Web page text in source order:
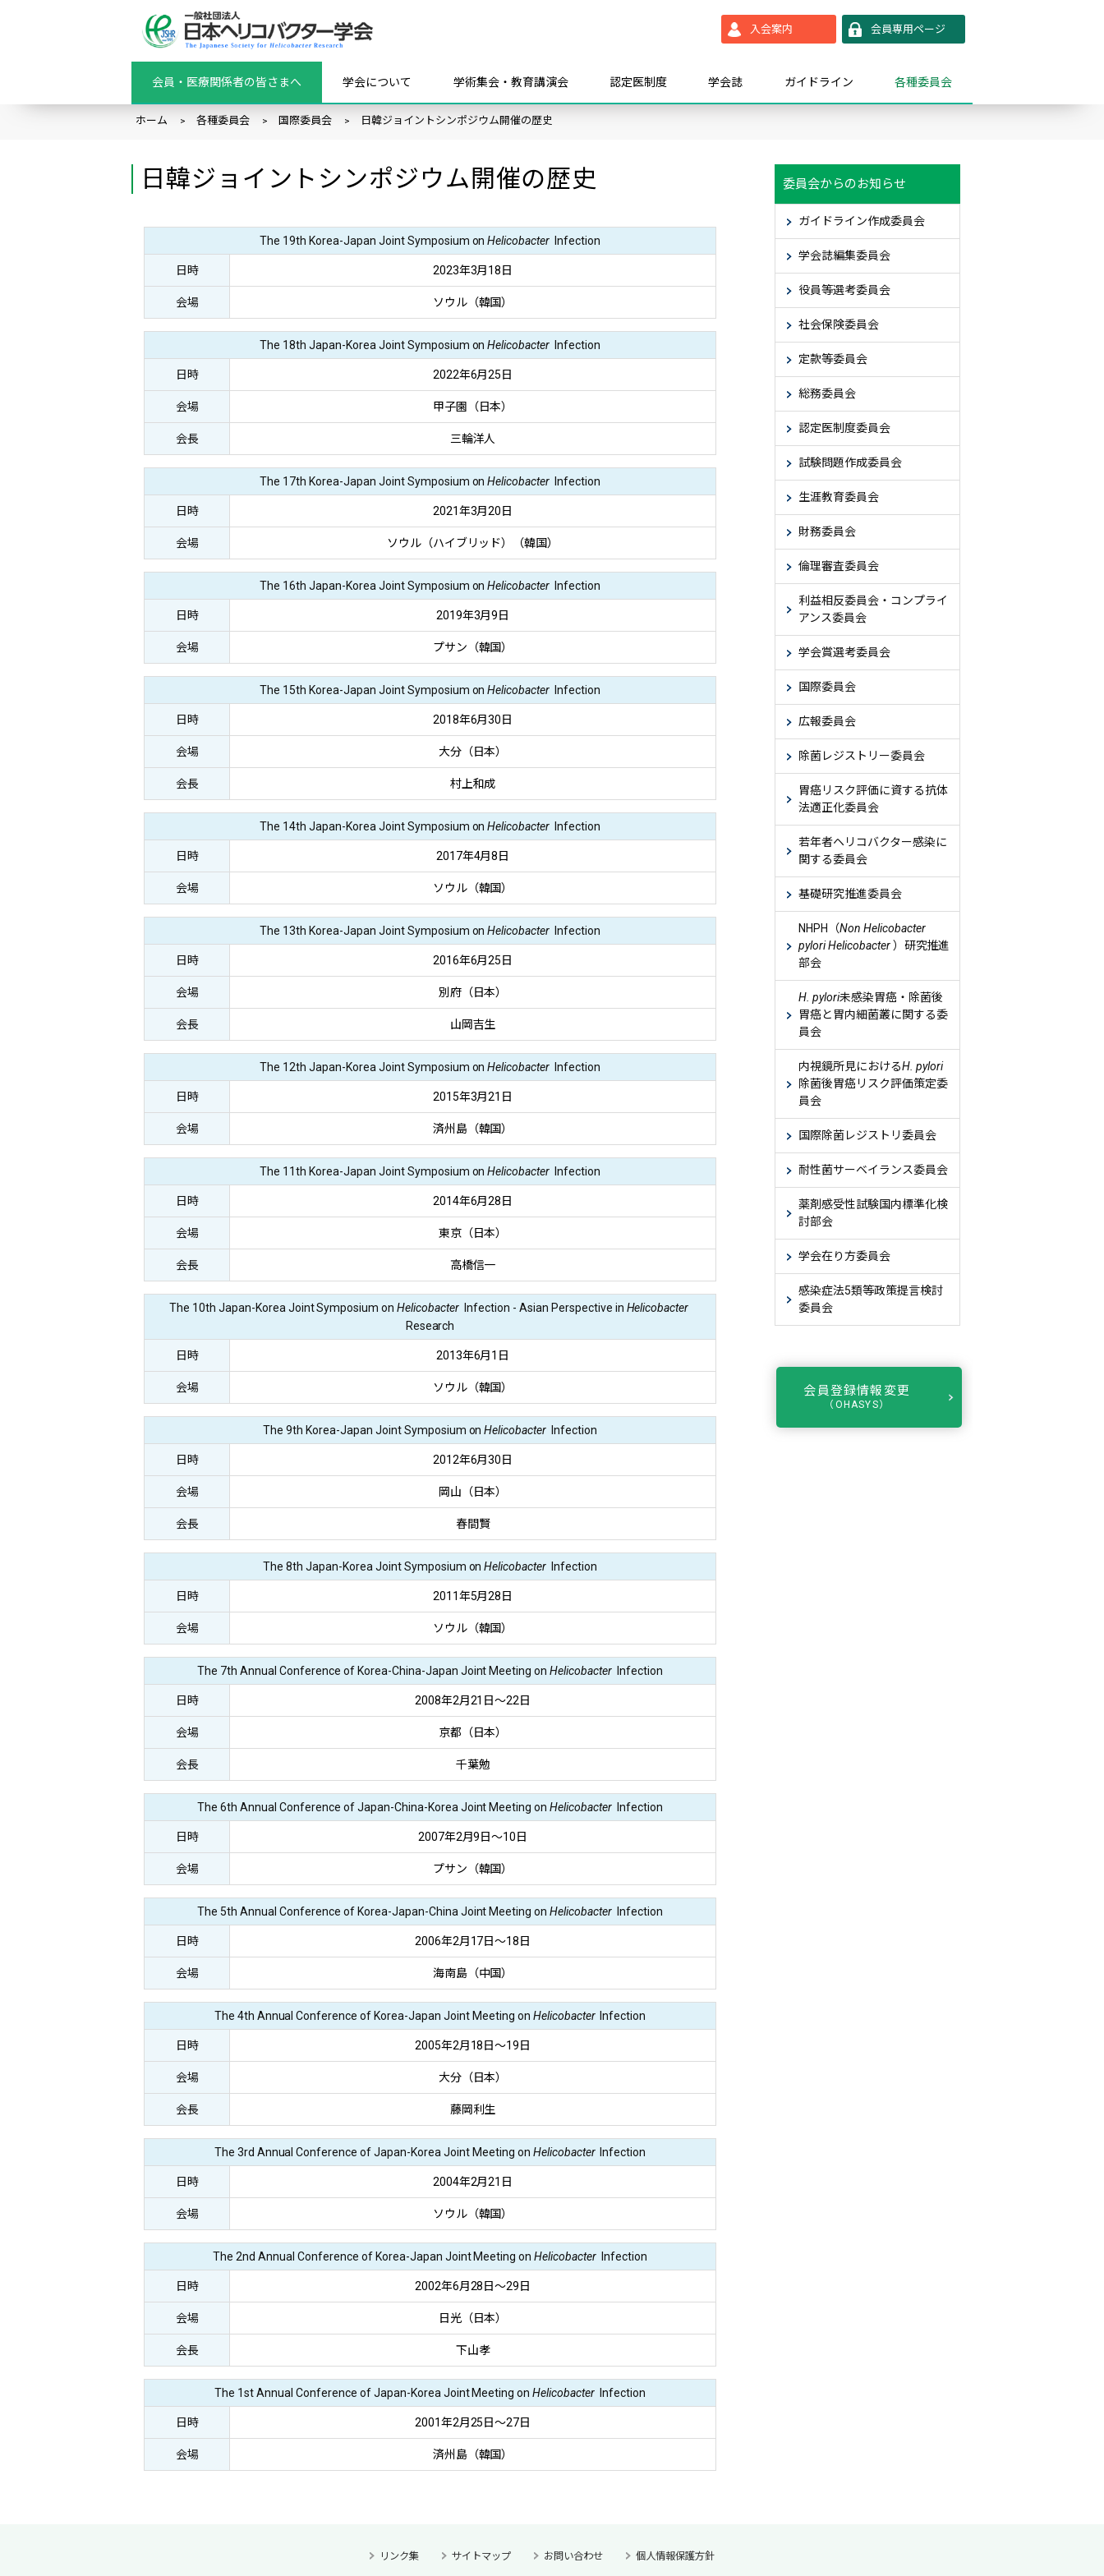
入会案内 会員専用ページ
会員・医療関係者の皆さまへ 学会について 学術集会・教育講演会 認定医制度 学会誌 ガイドライン 各種委員会
ホーム 各種委員会 国際委員会 日韓ジョイントシンポジウム開催の歴史
日韓ジョイントシンポジウム開催の歴史
The 19th Korea-Japan Joint Symposium onHelicobacter Infection
日時 2023年3月18日
会場 ソウル（韓国）
The 18th Japan-Korea Joint Symposium onHelicobacter Infection
日時 2022年6月25日
会場 甲子園（日本）
会長 三輪洋人
The 17th Korea-Japan Joint Symposium onHelicobacter Infection
日時 2021年3月20日
会場 ソウル（ハイブリッド）（韓国）
The 16th Japan-Korea Joint Symposium onHelicobacter Infection
日時 2019年3月9日
会場 プサン（韓国）
The 15th Korea-Japan Joint Symposium onHelicobacter Infection
日時 2018年6月30日
会場 大分（日本）
会長 村上和成
The 14th Japan-Korea Joint Symposium onHelicobacter Infection
日時 2017年4月8日
会場 ソウル（韓国）
The 13th Korea-Japan Joint Symposium onHelicobacter Infection
日時 2016年6月25日
会場 別府（日本）
会長 山岡吉生
The 12th Japan-Korea Joint Symposium onHelicobacter Infection
日時 2015年3月21日
会場 済州島（韓国）
The 11th Korea-Japan Joint Symposium onHelicobacter Infection
日時 2014年6月28日
会場 東京（日本）
会長 高橋信一
The 10th Japan-Korea Joint Symposium onHelicobacter Infection - Asian Perspective in Helicobacter
Research
日時 2013年6月1日
会場 ソウル（韓国）
The 9th Korea-Japan Joint Symposium onHelicobacter Infection
日時 2012年6月30日
会場 岡山（日本）
会長 春間賢
The 8th Japan-Korea Joint Symposium onHelicobacter Infection
日時 2011年5月28日
会場 ソウル（韓国）
The 7th Annual Conference of Korea-China-Japan Joint Meeting onHelicobacter Infection
日時 2008年2月21日～22日
会場 京都（日本）
会長 千葉勉
The 6th Annual Conference of Japan-China-Korea Joint Meeting onHelicobacter Infection
日時 2007年2月9日～10日
会場 プサン（韓国）
The 5th Annual Conference of Korea-Japan-China Joint Meeting onHelicobacter Infection
日時 2006年2月17日～18日
会場 海南島（中国）
The 4th Annual Conference of Korea-Japan Joint Meeting on Helicobacter Infection
日時 2005年2月18日～19日
会場 大分（日本）
会長 藤岡利生
The 3rd Annual Conference of Japan-Korea Joint Meeting on Helicobacter Infection
日時 2004年2月21日
会場 ソウル（韓国）
The 2nd Annual Conference of Korea-Japan Joint Meeting onHelicobacter Infection
日時 2002年6月28日～29日
会場 日光（日本）
会長 下山孝
The 1st Annual Conference of Japan-Korea Joint Meeting onHelicobacter Infection
日時 2001年2月25日～27日
会場 済州島（韓国）
委員会からのお知らせ
ガイドライン作成委員会
学会誌編集委員会
役員等選考委員会
社会保険委員会
定款等委員会
総務委員会
認定医制度委員会
試験問題作成委員会
生涯教育委員会
財務委員会
倫理審査委員会
利益相反委員会・コンプライ
アンス委員会
学会賞選考委員会
国際委員会
広報委員会
除菌レジストリー委員会
胃癌リスク評価に資する抗体
法適正化委員会
若年者ヘリコバクター感染に
関する委員会
基礎研究推進委員会
NHPH（Non Helicobacter
pylori Helicobacter ）研究推進
部会
H. pylori未感染胃癌・除菌後
胃癌と胃内細菌叢に関する委
員会
内視鏡所見におけるH. pylori
除菌後胃癌リスク評価策定委
員会
国際除菌レジストリ委員会
耐性菌サーベイランス委員会
薬剤感受性試験国内標準化検
討部会
学会在り方委員会
感染症法5類等政策提言検討
委員会
会員登録情報変更
（OHASYS）
リンク集 サイトマップ お問い合わせ 個人情報保護方針